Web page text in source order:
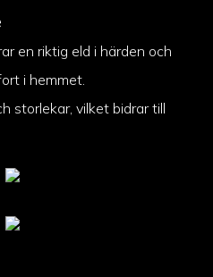
en riktig eld i härden och
i hemmet.
storlekar, vilket bidrar till